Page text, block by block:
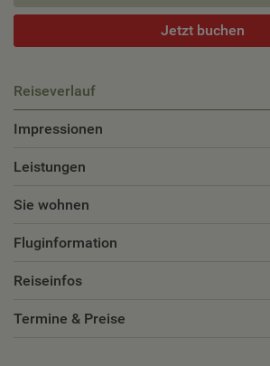
Jetzt buchen
Reiseverlauf
Impressionen
Leistungen
Sie wohnen
Fluginformation
Reiseinfos
Termine & Preise